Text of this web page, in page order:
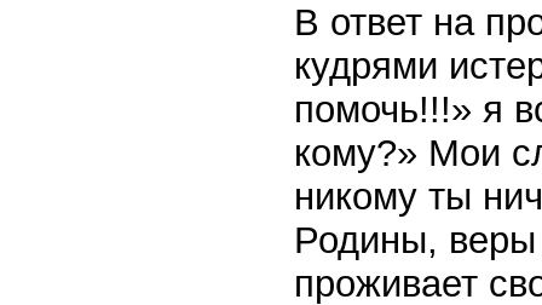
В ответ на
кудрями
помочь!!!» я
кому?» Мои
никому ты
Родины,
проживает